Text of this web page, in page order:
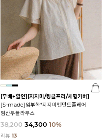
[무배+할인][지지미/링클프리/체형커버]
[S-made]임부복*지지미펜던트플레어
임산부블라우스
38,200 34,300 10%
리뷰 13